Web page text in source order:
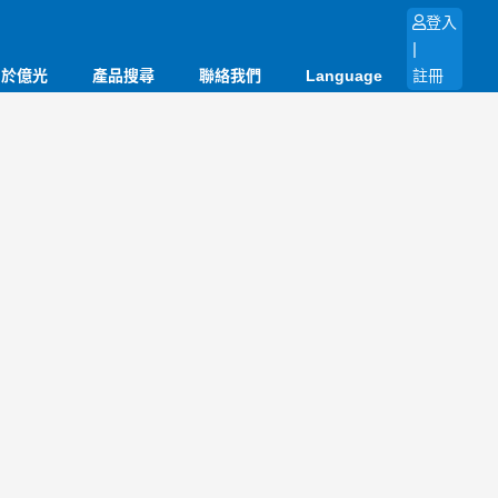
億光 產品搜尋 聯絡我們 Language
登入
|
註冊